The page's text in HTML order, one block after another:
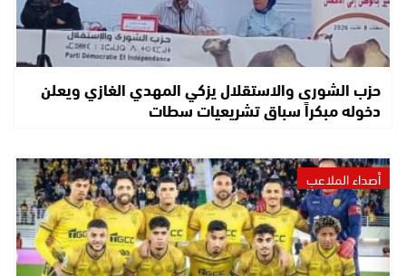
حزب الشورى والاستقلال يزكي المهدي الغازي ويعلن
دخوله مبكراً سباق تشريعيات سطات
أصداء الملاعب